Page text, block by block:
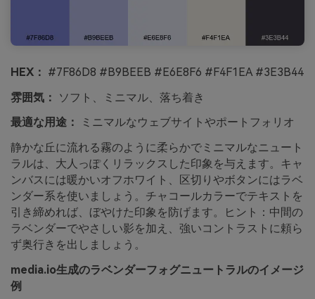
HEX： #7F86D8 #B9BEEB #E6E8F6 #F4F1EA #3E3B44
雰囲気：
ソフト、ミニマル、落ち着き
最適な用途：
ミニマルなウェブサイトやポートフォリオ
静かな丘に流れる霧のように柔らかでミニマルなニュート
ラルは、大人っぽくリラックスした印象を与えます。キャ
ンバスには暖かいオフホワイト、区切りやボタンにはラベ
ンダー系を使いましょう。チャコールカラーでテキストを
引き締めれば、ぼやけた印象を防げます。ヒント：中間の
ラベンダーでやさしい影を加え、強いコントラストに頼ら
ず奥行きを出しましょう。
media.io生成のラベンダーフォグニュートラルのイメージ
例